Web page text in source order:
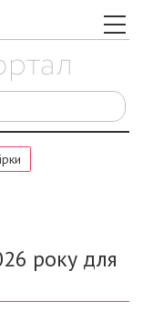
року для